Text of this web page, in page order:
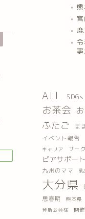
ALL SDGs
お茶会
ふたご ま
イベント報告
キャリア サー
ピアサポー
九州のママ 乳
大分県
思春期 熊本県
賛助会員様 開